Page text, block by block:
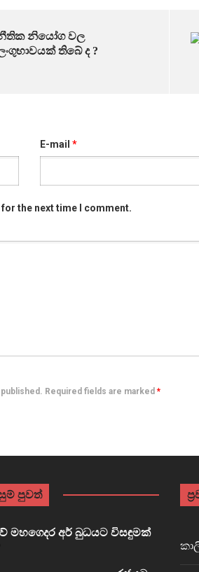
නියෝග වල
තිබේ ද ?
E-mail *
the next time I comment.
Required fields are marked *
පුවත්
මහගෙදර අර් බුධයට විසඳුමක්